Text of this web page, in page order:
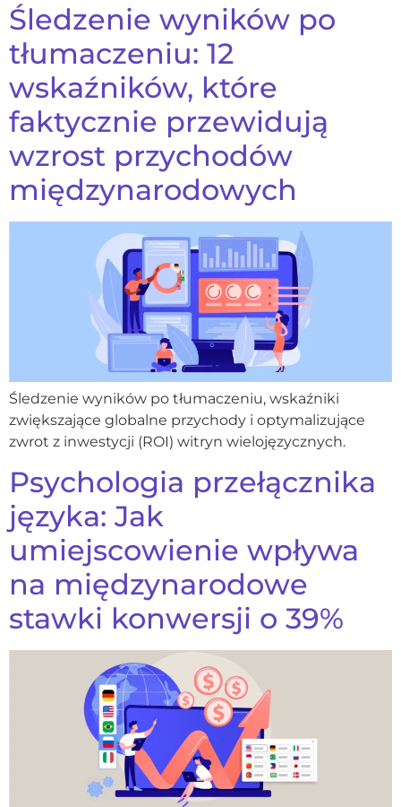
Śledzenie wyników po
tłumaczeniu: 12
wskaźników, które
faktycznie przewidują
wzrost przychodów
międzynarodowych
Śledzenie wyników po tłumaczeniu, wskaźniki
zwiększające globalne przychody i optymalizujące
zwrot z inwestycji (ROI) witryn wielojęzycznych.
Psychologia przełącznika
języka: Jak
umiejscowienie wpływa
na międzynarodowe
stawki konwersji o 39%